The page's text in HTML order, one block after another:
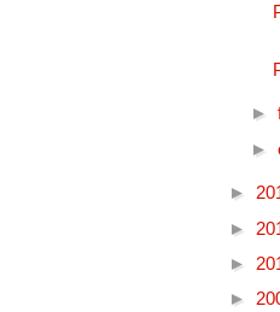
►
►
►
►
►
►